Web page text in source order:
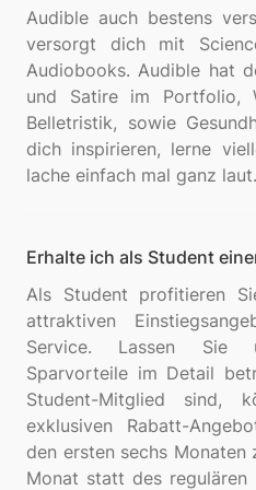
Audible auch bestens
versorgt dich mit
Audiobooks. Audible hat
und Satire im Portfolio,
Belletristik, sowie
dich inspirieren, lerne
Erhalte ich als Student
Als Student profitieren
attraktiven
Service. Lassen Sie
Sparvorteile im Detail
Student-Mitglied sind,
exklusiven Rabatt-
den ersten sechs
Monat statt des